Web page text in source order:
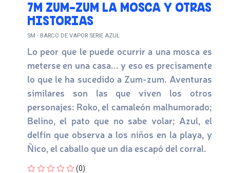
7M ZUM-ZUM LA MOSCA Y OTRAS
HISTORIAS
SM - BARCO DE VAPOR SERIE AZUL
Lo peor que le puede ocurrir a una mosca es
meterse en una casa... y eso es precisamente
lo que le ha sucedido a Zum-zum. Aventuras
similares son las que viven los otros
personajes: Roko, el camaleón malhumorado;
Belino, el pato que no sabe volar; Azul, el
delfín que observa a los niños en la playa, y
Ñico, el caballo que un día escapó del corral.
Four out of Five Stars
(0)